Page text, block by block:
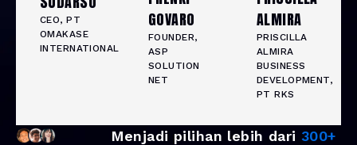
CEO, PT
OMAKASE
INTERNATIONAL
GOVARO
FOUNDER,
ASP
SOLUTION
NET
ALMIRA
PRISCILLA
ALMIRA
BUSINESS
DEVELOPMENT,
PT RKS
Menjadi pilihan lebih dari 300+